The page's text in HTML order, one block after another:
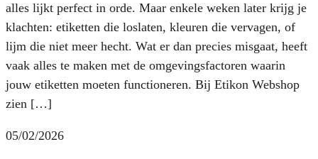
alles lijkt perfect in orde. Maar enkele weken later krijg je
klachten: etiketten die loslaten, kleuren die vervagen, of
lijm die niet meer hecht. Wat er dan precies misgaat, heeft
vaak alles te maken met de omgevingsfactoren waarin
jouw etiketten moeten functioneren. Bij Etikon Webshop
zien […]
05/02/2026